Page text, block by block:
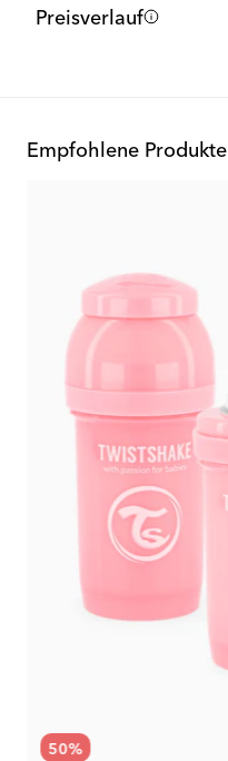
Preisverlauf
Empfohlene Produkte
50%